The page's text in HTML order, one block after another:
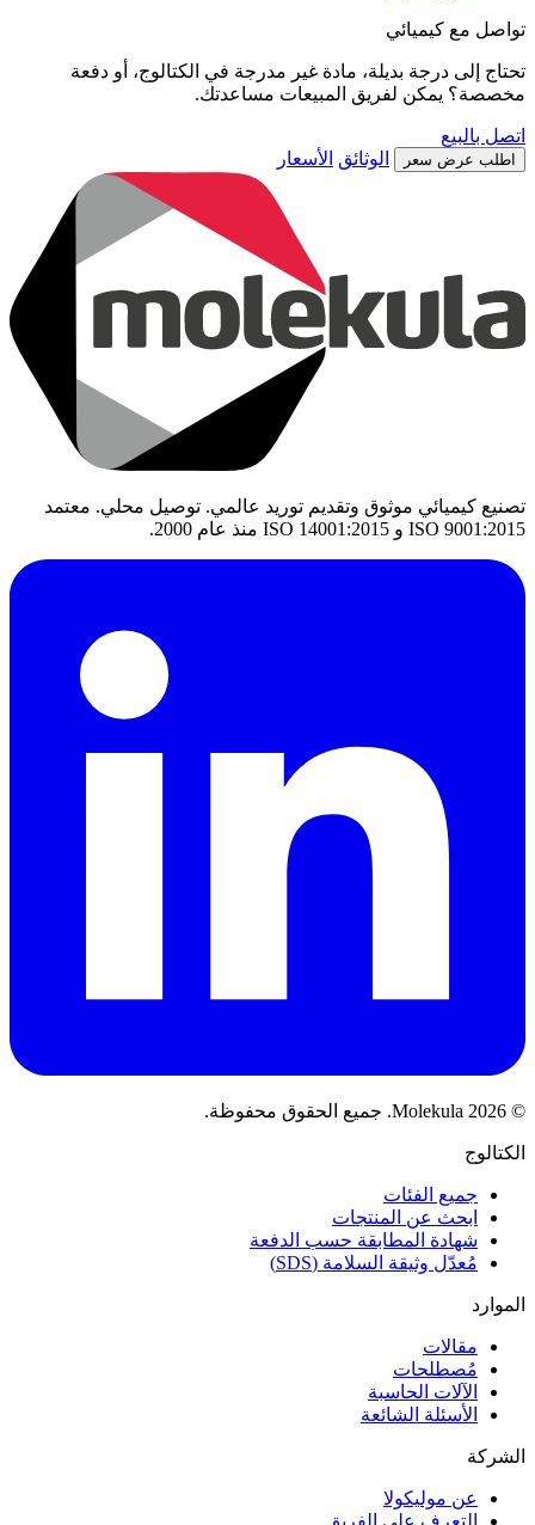
تواصل مع كيميائي
تحتاج إلى درجة بديلة، مادة غير مدرجة في الكتالوج، أو دفعة
مخصصة؟ يمكن لفريق المبيعات مساعدتك.
اتصل بالبيع
اطلب عرض سعر الوثائق الأسعار
تصنيع كيميائي موثوق وتقديم توريد عالمي. توصيل محلي. معتمد
ISO 9001:2015 و ISO 14001:2015 منذ عام 2000.
© 2026 Molekula. جميع الحقوق محفوظة.
الكتالوج
جميع الفئات
ابحث عن المنتجات
شهادة المطابقة حسب الدفعة
مُعدّل وثيقة السلامة (SDS)
الموارد
مقالات
مُصطلحات
الآلات الحاسبة
الأسئلة الشائعة
الشركة
عن موليكولا
التعرف على الفريق